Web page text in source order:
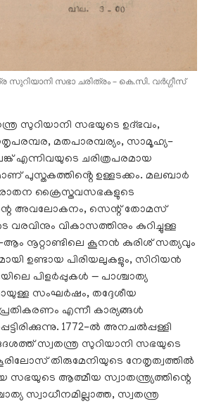
സഭാ ചരിത്രം – കെ.സി. വർഗ്ഗീസ്
സുറിയാനി സഭയുടെ ഉദ്ഭവം,
മതപാരമ്പര്യം, സാമൂഹ്യ-
എന്നിവയുടെ ചരിത്രപരമായ
പുസ്തകത്തിൻ്റെ ഉള്ളടക്കം. മലബാർ
ക്രൈസ്തവസഭകളുടെ
അവലോകനം, സെന്റ് തോമസ്
വരവിനും വികാസത്തിനും കുറിച്ചുള്ള
ആം നൂറ്റാണ്ടിലെ കൂനൻ കുരിശ് സത്യവും
ഉണ്ടായ പിരിയലുകളും, സിറിയൻ
പിളർപ്പുകൾ — പാശ്ചാത്യ
സംഘർഷം, തദ്ദേശീയ
എന്നീ കാര്യങ്ങൾ
1772-ൽ അനചൽപ്പള്ളി
സ്വതന്ത്ര സുറിയാനി സഭയുടെ
തിരുമേനിയുടെ നേതൃത്വത്തിൽ
സഭയുടെ ആത്മീയ സ്വാതന്ത്ര്യത്തിന്റെ
സ്വാധീനമില്ലാത്ത, സ്വതന്ത്ര